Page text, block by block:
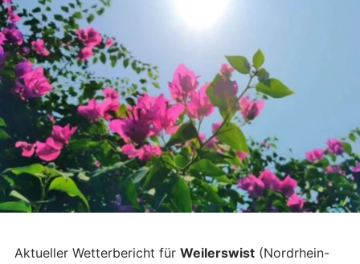
Aktueller Wetterbericht für Weilerswist (Nordrhein-